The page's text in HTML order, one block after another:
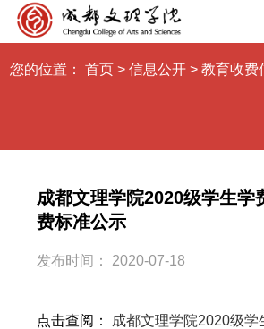
您的位置： 首页 >信息公开 >教育收费
成都文理学院2020级学生学
费标准公示
发布时间： 2020-07-18
点击查阅：
成都文理学院2020级学